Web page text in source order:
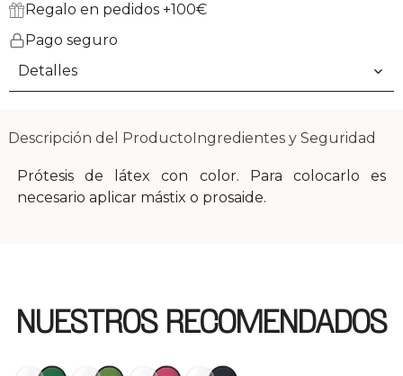
Regalo en pedidos +100€
Pago seguro
Detalles
Descripción del ProductoIngredientes y Seguridad
Prótesis de látex con color. Para colocarlo es
necesario aplicar mástix o prosaide.
NUESTROS RECOMENDADOS